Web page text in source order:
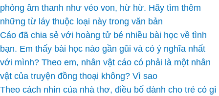
phỏng âm thanh như véo von, hừ hừ. Hãy tìm thêm
những từ láy thuộc loại này trong văn bản
Cáo đã chia sẻ với hoàng tử bé nhiều bài học về tình
bạn. Em thấy bài học nào gần gũi và có ý nghĩa nhất
với mình? Theo em, nhân vật cáo có phải là một nhân
vật của truyện đồng thoại không? Vì sao
Theo cách nhìn của nhà thơ, điều bố dành cho trẻ có gì